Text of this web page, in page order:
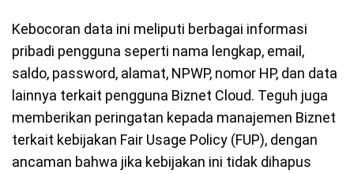
Kebocoran data ini meliputi berbagai informasi
pribadi pengguna seperti nama lengkap, email,
saldo, password, alamat, NPWP, nomor HP, dan data
lainnya terkait pengguna Biznet Cloud. Teguh juga
memberikan peringatan kepada manajemen Biznet
terkait kebijakan Fair Usage Policy (FUP), dengan
ancaman bahwa jika kebijakan ini tidak dihapus